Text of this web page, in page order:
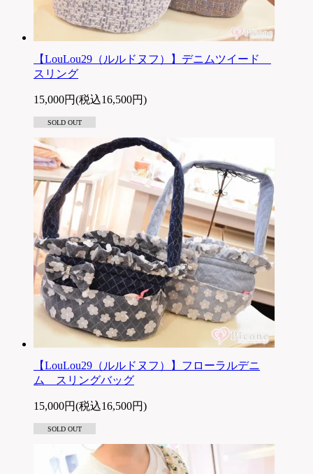
【LouLou29（ルルドヌフ）】デニムツイード
スリング
15,000円(税込16,500円)
SOLD OUT
【LouLou29（ルルドヌフ）】フローラルデニ
ム スリングバッグ
15,000円(税込16,500円)
SOLD OUT